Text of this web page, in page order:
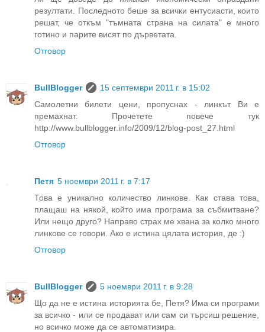
резултати. Последното беше за всички ентусиасти, които
решат, че откъм "тъмната страна на силата" е много
готино и парите висят по дърветата.
Отговор
BullBlogger
15 септември 2011 г. в 15:02
Самолетни билети цени, пропуснах - линкът Ви е
премахнат. Прочетете повече тук
http://www.bullblogger.info/2009/12/blog-post_27.html
Отговор
Петя 5 ноември 2011 г. в 7:17
Това е уникално количество линкове. Как става това,
плащаш на някой, който има програма за събмитване?
Или нещо друго? Направо страх ме хвана за колко много
линкове се говори. Ако е истина цялата история, де :)
Отговор
BullBlogger
5 ноември 2011 г. в 9:28
Що да не е истина историята бе, Петя? Има си програми
за всичко - или се продават или сам си търсиш решение,
но всичко може да се автоматизира.